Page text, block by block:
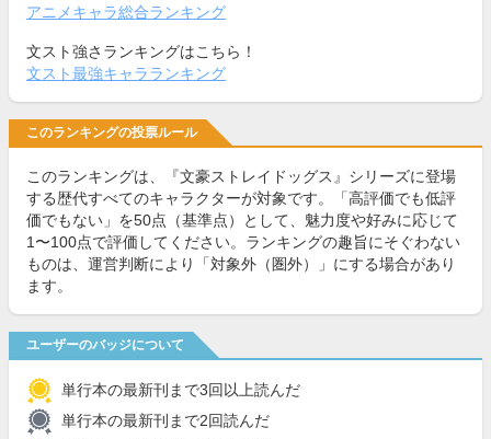
アニメキャラ総合ランキング
文スト強さランキングはこちら！
文スト最強キャラランキング
このランキングの投票ルール
このランキングは、『文豪ストレイドッグス』シリーズに登場
する歴代すべてのキャラクターが対象です。「高評価でも低評
価でもない」を50点（基準点）として、魅力度や好みに応じて
1〜100点で評価してください。ランキングの趣旨にそぐわない
ものは、運営判断により「対象外（圏外）」にする場合があり
ます。
ユーザーのバッジについて
単行本の最新刊まで3回以上読んだ
単行本の最新刊まで2回読んだ